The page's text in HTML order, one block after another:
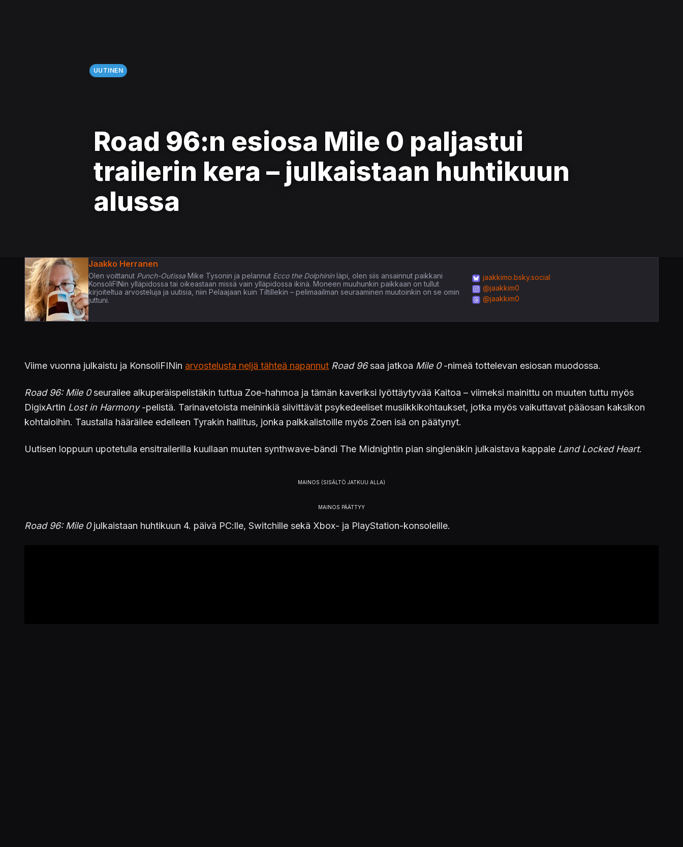
UUTINEN
Road 96:n esiosa Mile 0 paljastui
trailerin kera – julkaistaan huhtikuun
alussa
Jaakko Herranen
Olen voittanut Punch-Outissa Mike Tysonin ja pelannut Ecco the Dolphininläpi, olen siis ansainnut paikkani
KonsoliFINin ylläpidossa tai oikeastaan missä vain ylläpidossa ikinä. Moneen muuhunkin paikkaan on tullut
kirjoiteltua arvosteluja ja uutisia, niin Pelaajaan kuin Tiltillekin – pelimaailman seuraaminen muutoinkin on se omin
juttuni.
jaakkimo.bsky.social
@jaakkim0
@jaakkim0
Viime vuonna julkaistu ja KonsoliFINin arvostelusta neljä tähteä napannut Road 96saa jatkoa Mile 0-nimeä tottelevan esiosan muodossa.
Road 96: Mile 0seurailee alkuperäispelistäkin tuttua Zoe-hahmoa ja tämän kaveriksi lyöttäytyvää Kaitoa – viimeksi mainittu on muuten tuttu myös
DigixArtin Lost in Harmony-pelistä. Tarinavetoista meininkiä siivittävät psykedeeliset musiikkikohtaukset, jotka myös vaikuttavat pääosan kaksikon
kohtaloihin. Taustalla hääräilee edelleen Tyrakin hallitus, jonka palkkalistoille myös Zoen isä on päätynyt.
Uutisen loppuun upotetulla ensitrailerilla kuullaan muuten synthwave-bändi The Midnightin pian singlenäkin julkaistava kappale Land Locked Heart.
Road 96: Mile 0julkaistaan huhtikuun 4. päivä PC:lle, Switchille sekä Xbox- ja PlayStation-konsoleille.